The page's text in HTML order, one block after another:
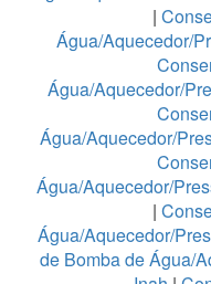
|
Água/Aquecedor/
Água/Aquecedor/
Água/Aquecedor/
Água/Aquecedor/
|
Água/Aquecedor/
de Bomba de Água/